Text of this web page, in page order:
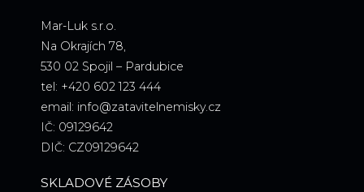
Mar-Luk s.r.o.
Na Okrajích 78,
530 02 Spojil – Pardubice
tel: +420 602 123 444
email: info@zatavitelnemisky.cz
IČ: 09129642
DIČ: CZ09129642
SKLADOVÉ ZÁSOBY